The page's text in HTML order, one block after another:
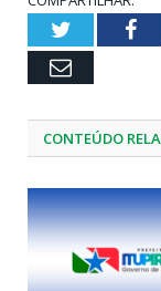
Twitter
Email
CONTEÚDO